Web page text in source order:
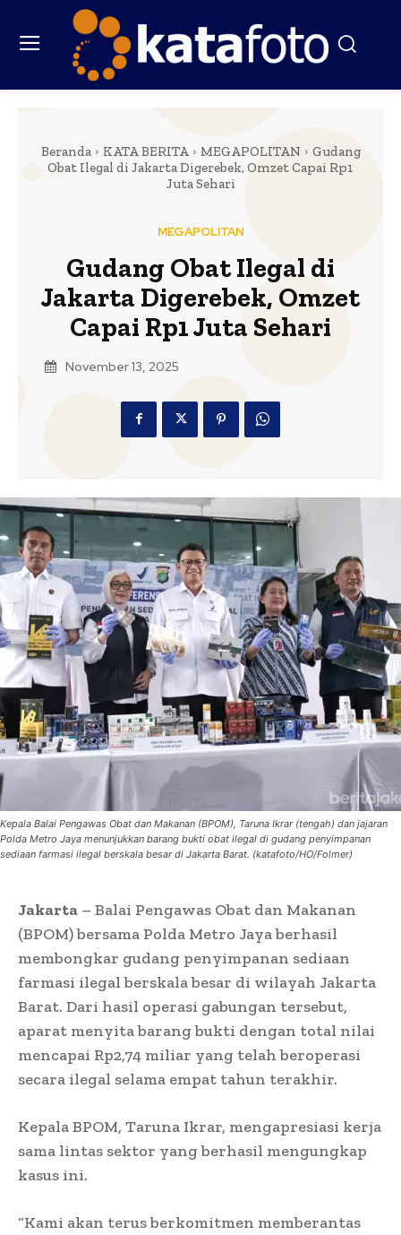
Beranda KATA BERITA MEGAPOLITAN
Gudang
Obat Ilegal di Jakarta Digerebek, Omzet Capai Rp1
Juta Sehari
MEGAPOLITAN
Gudang Obat Ilegal di
Jakarta Digerebek, Omzet
Capai Rp1 Juta Sehari
November 13, 2025
Kepala Balai Pengawas Obat dan Makanan (BPOM), Taruna Ikrar (tengah) dan jajaran
Polda Metro Jaya menunjukkan barang bukti obat ilegal di gudang penyimpanan
sediaan farmasi ilegal berskala besar di Jakarta Barat. (katafoto/HO/Folmer)
Jakarta – Balai Pengawas Obat dan Makanan
(BPOM) bersama Polda Metro Jaya berhasil
membongkar gudang penyimpanan sediaan
farmasi ilegal berskala besar di wilayah Jakarta
Barat. Dari hasil operasi gabungan tersebut,
aparat menyita barang bukti dengan total nilai
mencapai Rp2,74 miliar yang telah beroperasi
secara ilegal selama empat tahun terakhir.
Kepala BPOM, Taruna Ikrar, mengapresiasi kerja
sama lintas sektor yang berhasil mengungkap
kasus ini.
“Kami akan terus berkomitmen memberantas